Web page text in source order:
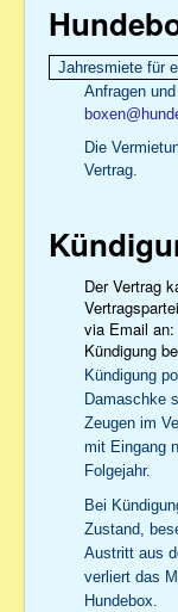
Jahresmiete für
Anfragen
Die
Vertrag.
Der Vertrag
via Email an:
Kündigung
Kündigung
Damaschke
Zeugen im
mit Eingang
Folgejahr.
Bei
Zustand,
Austritt aus
verliert das
Hundebox.